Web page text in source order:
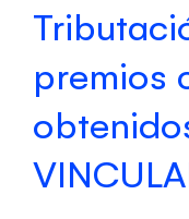
premios